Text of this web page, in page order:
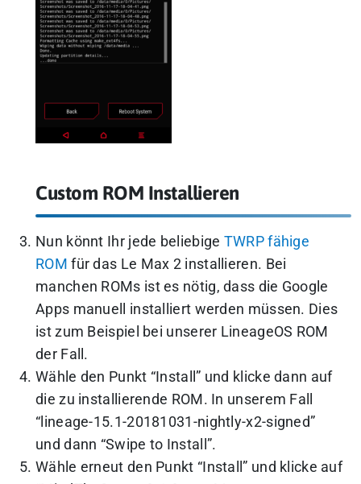
Custom ROM Installieren
Nun könnt Ihr jede beliebige TWRP fähige
ROM für das Le Max 2 installieren. Bei
manchen ROMs ist es nötig, dass die Google
Apps manuell installiert werden müssen. Dies
ist zum Beispiel bei unserer LineageOS ROM
der Fall.
Wähle den Punkt “Install” und klicke dann auf
die zu installierende ROM. In unserem Fall
“lineage-15.1-20181031-nightly-x2-signed”
und dann “Swipe to Install”.
Wähle erneut den Punkt “Install” und klicke auf